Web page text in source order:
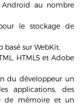
Android au nombre
le stockage de
sur WebKit.
HTML5 et Adobe
du développeur un
applications, des
de mémoire et un